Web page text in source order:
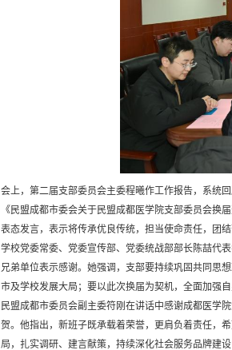
会上，第二届支部委员会主委程曦作工作报告，系统
《民盟成都市委会关于民盟成都医学院支部委员会换
表态发言，表示将传承优良传统，担当使命责任，团
学校党委常委、党委宣传部、党委统战部部长陈喆代
兄弟单位表示感谢。她强调，支部要持续巩固共同思
市及学校发展大局；要以此次换届为契机，全面加强
民盟成都市委员会副主委符刚在讲话中感谢成都医学
贺。他指出，新班子既承载着荣誉，更肩负着责任，
局，扎实调研、建言献策，持续深化社会服务品牌建